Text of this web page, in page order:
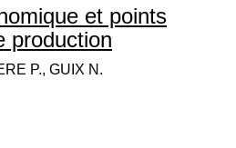
et points
production
P., GUIX N.